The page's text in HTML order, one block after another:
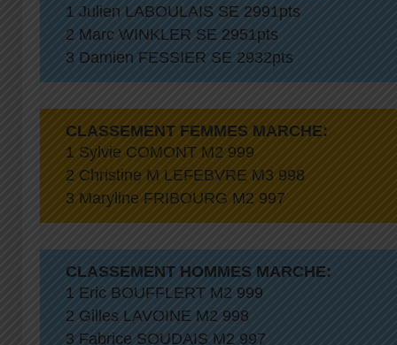
1 Julien LABOULAIS SE 2991pts
2 Marc WINKLER SE 2951pts
3 Damien FESSIER SE 2932pts
CLASSEMENT FEMMES MARCHE:
1 Sylvie COMONT M2 999
2 Christine M LEFEBVRE M3 998
3 Maryline FRIBOURG M2 997
CLASSEMENT HOMMES MARCHE:
1 Eric BOUFFLERT M2 999
2 Gilles LAVOINE M2 998
3 Fabrice SOUDAIS M2 997